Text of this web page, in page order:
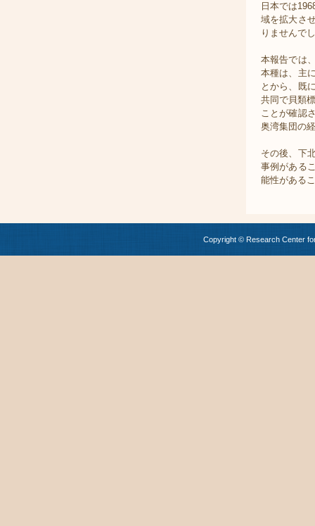
日本では
域を拡大さ
りませんで
本報告では
本種は、主
とから、既
共同で貝類
ことが確認
奥湾集団の
その後、下
事例がある
能性がある
Copyright © Research Center